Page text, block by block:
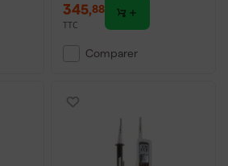
345,88
TTC
Comparer